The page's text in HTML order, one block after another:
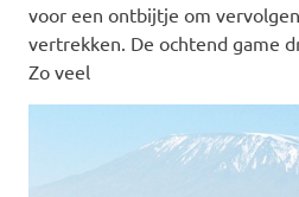
voor een ontbijtje om
vertrekken. De ochtend game
Zo veel